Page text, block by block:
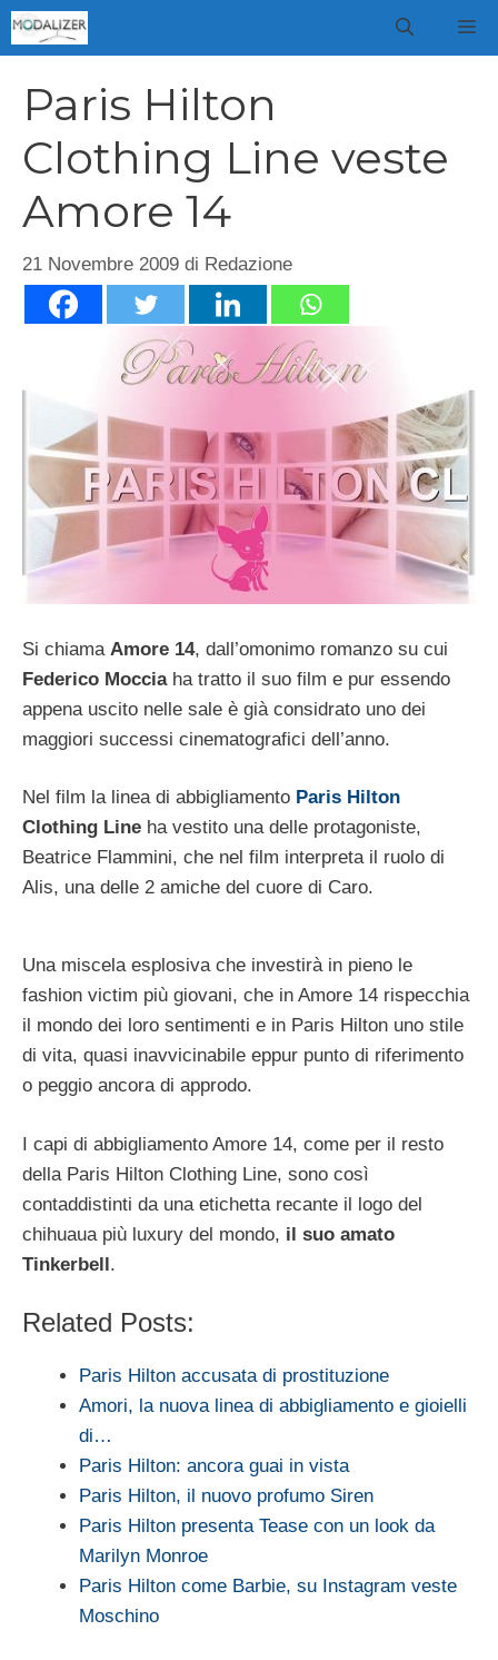
Vai
al
Paris Hilton
Clothing Line veste
Amore 14
21 Novembre 2009 di Redazione
Si chiama Amore 14, dall’omonimo romanzo su cui
Federico Mocciaha tratto il suo film e pur essendo
appena uscito nelle sale è già considrato uno dei
maggiori successi cinematografici dell’anno.
Nel film la linea di abbigliamento Paris Hilton
Clothing Line ha vestito una delle protagoniste,
Beatrice Flammini, che nel film interpreta il ruolo di
Alis, una delle 2 amiche del cuore di Caro.
Una miscela esplosiva che investirà in pieno le
fashion victim più giovani, che in Amore 14 rispecchia
il mondo dei loro sentimenti e in Paris Hilton uno stile
di vita, quasi inavvicinabile eppur punto di riferimento
o peggio ancora di approdo.
I capi di abbigliamento Amore 14, come per il resto
della Paris Hilton Clothing Line, sono così
contaddistinti da una etichetta recante il logo del
chihuaua più luxury del mondo, il suo amato
Tinkerbell.
Related Posts:
Paris Hilton accusata di prostituzione
Amori, la nuova linea di abbigliamento e gioielli
di…
Paris Hilton: ancora guai in vista
Paris Hilton, il nuovo profumo Siren
Paris Hilton presenta Tease con un look da
Marilyn Monroe
Paris Hilton come Barbie, su Instagram veste
Moschino